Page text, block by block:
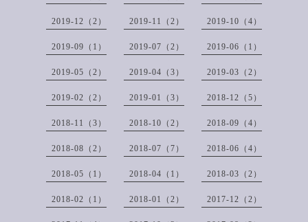
2019-12（2） 2019-11（2） 2019-10（4）
2019-09（1） 2019-07（2） 2019-06（1）
2019-05（2） 2019-04（3） 2019-03（2）
2019-02（2） 2019-01（3） 2018-12（5）
2018-11（3） 2018-10（2） 2018-09（4）
2018-08（2） 2018-07（7） 2018-06（4）
2018-05（1） 2018-04（1） 2018-03（2）
2018-02（1） 2018-01（2） 2017-12（2）